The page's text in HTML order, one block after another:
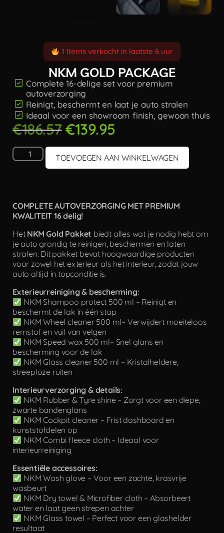
1 Items verkocht in laatste 6 uur
NKM GOLD PACKAGE
Complete 16-delige set voor premium
autoverzorging
Reinigt, beschermt en laat je auto stralen
Ideaal voor een showroom finish, gewoon thuis
€186.57€139.95
TOEVOEGEN AAN WINKELWAGEN
COMPLETE AUTOVERZORGING MET PREMIUM
KWALITEIT 16 delig!
Het NKM Gold Pakket biedt alles wat je nodig hebt om
je auto grondig te reinigen, beschermen en laten
stralen. Dit pakket bevat hoogwaardige producten
voor zowel het exterieur als het interieur, zodat jouw
auto altijd in topconditie is.
Exterieurreiniging & bescherming:
NKM Shampoo protect 500 ml – Reinigt en
beschermt de lak in één stap
NKM Wheel cleaner 500 ml– Verwijdert moeiteloos
remstof en vuil van velgen
NKM Speed wax 500 ml– Snel glans en
bescherming voor de lak
NKM Glass cleaner 500 ml – Kristalheldere,
streeploze ruiten
Interieurverzorging & details:
NKM Rubber & Tyre shine – Zorgt voor een diepe,
zwarte bandenglans
NKM Cockpit cleaner – Frist dashboard en
kunststofdelen op
NKM Combi fleece cloth – Ideaal voor
interieurreiniging
Essentiële accessoires:
NKM Wash glove – Voor een zachte, krasvrije
wasbeurt
NKM Dry towel & Microfiber cloth – Absorbeert
water en laat geen strepen achter
NKM Glass towel – Perfect voor een glashelder
resultaat